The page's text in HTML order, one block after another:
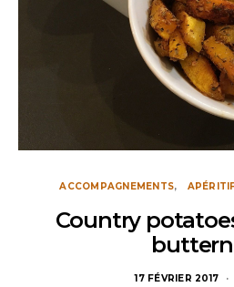
ACCOMPAGNEMENTS
Country
17 FÉVRIER 2017